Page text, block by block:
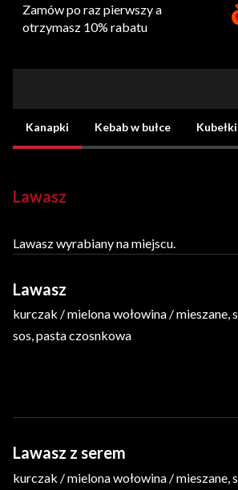
Zamów po raz pierwszy a
otrzymasz 10% rabatu
Oferta
Kanapki Kebab w bułce Kubełki
Lawasz
Lawasz wyrabiany na miejscu.
Lawasz
kurczak / mielona wołowina / mieszane,
sos, pasta czosnkowa
Lawasz z serem
kurczak / mielona wołowina / mieszane,